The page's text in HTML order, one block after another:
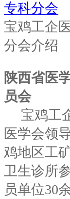
专科分会
宝鸡工企
分会介绍
陕西省医
员会
宝鸡工
医学会领
鸡地区工
卫生诊所
员单位30